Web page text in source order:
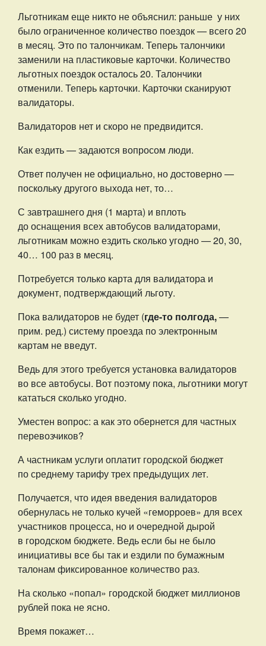
Льготникам еще никто не объяснил: раньше у них
было ограниченное количество поездок — всего 20
в месяц. Это по талончикам. Теперь талончики
заменили на пластиковые карточки. Количество
льготных поездок осталось 20. Талончики
отменили. Теперь карточки. Карточки сканируют
валидаторы.
Валидаторов нет и скоро не предвидится.
Как ездить — задаются вопросом люди.
Ответ получен не официально, но достоверно —
поскольку другого выхода нет, то…
С завтрашнего дня (1 марта) и вплоть
до оснащения всех автобусов валидаторами,
льготникам можно ездить сколько угодно — 20, 30,
40… 100 раз в месяц.
Потребуется только карта для валидатора и
документ, подтверждающий льготу.
Пока валидаторов не будет (где-то полгода,—
прим. ред.) систему проезда по электронным
картам не введут.
Ведь для этого требуется установка валидаторов
во все автобусы. Вот поэтому пока, льготники могут
кататься сколько угодно.
Уместен вопрос: а как это обернется для частных
перевозчиков?
А частникам услуги оплатит городской бюджет
по среднему тарифу трех предыдущих лет.
Получается, что идея введения валидаторов
обернулась не только кучей «геморроев» для всех
участников процесса, но и очередной дырой
в городском бюджете. Ведь если бы не было
инициативы все бы так и ездили по бумажным
талонам фиксированное количество раз.
На сколько «попал» городской бюджет миллионов
рублей пока не ясно.
Время покажет…